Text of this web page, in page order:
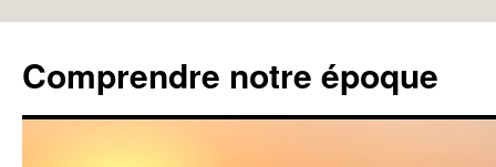
contenu
Comprendre notre époque